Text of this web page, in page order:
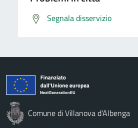
Segnala disservizio
Comune di Villanova d'Albenga